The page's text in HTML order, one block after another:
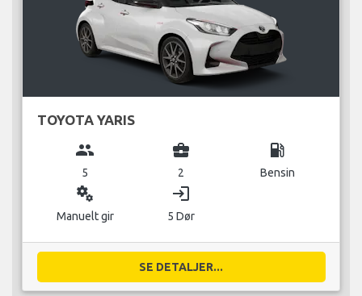
TOYOTA YARIS
group
5
business_center
2
local_gas_station
Bensin
miscellaneous_services
Manuelt gir
login
5 Dør
SE DETALJER...